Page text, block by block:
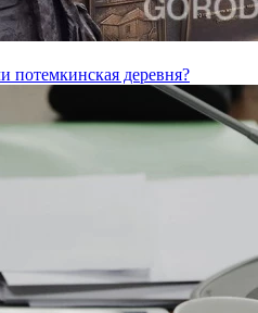
потемкинская деревня?